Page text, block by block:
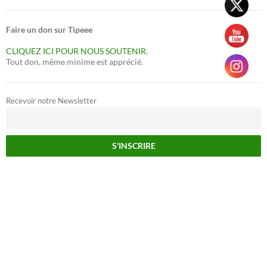
Faire un don sur Tipeee
CLIQUEZ ICI POUR NOUS SOUTENIR.
Tout don, même minime est apprécié.
Recevoir notre Newsletter